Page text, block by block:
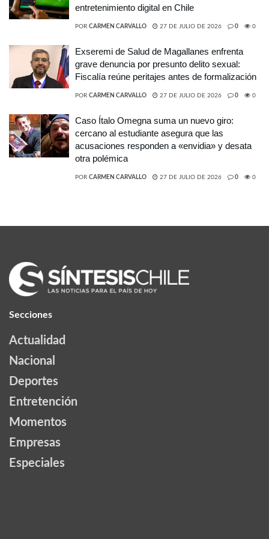
entretenimiento digital en Chile
POR CARMEN CARVALLO 27 DE JULIO DE 2026 0 0
Exseremi de Salud de Magallanes enfrenta
grave denuncia por presunto delito sexual:
Fiscalía reúne peritajes antes de formalización
POR CARMEN CARVALLO 27 DE JULIO DE 2026 0 0
Caso Ítalo Omegna suma un nuevo giro:
cercano al estudiante asegura que las
acusaciones responden a «envidia» y desata
otra polémica
POR CARMEN CARVALLO 27 DE JULIO DE 2026 0 0
Secciones
Actualidad
Nacional
Deportes
Entretención
Momentos
Empresas
Especiales